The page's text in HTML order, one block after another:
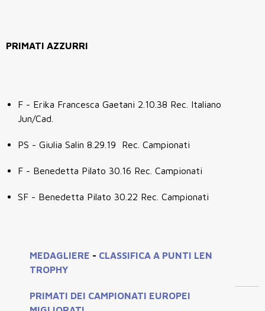
PRIMATI AZZURRI
F - Erika Francesca Gaetani 2.10.38 Rec. Italiano
Jun/Cad.
PS - Giulia Salin 8.29.19 Rec. Campionati
F - Benedetta Pilato 30.16 Rec. Campionati
SF - Benedetta Pilato 30.22 Rec. Campionati
MEDAGLIERE - CLASSIFICA A PUNTI LEN
TROPHY
PRIMATI DEI CAMPIONATI EUROPEI